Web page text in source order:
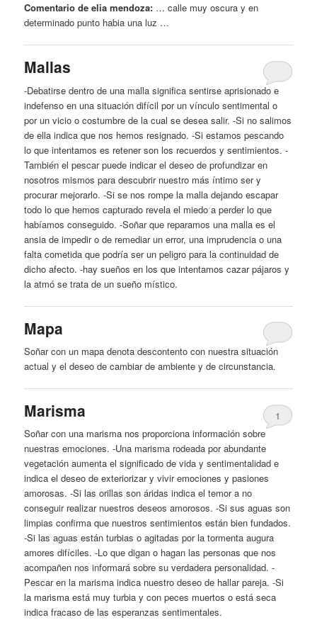
Comentario de elia mendoza: … calle muy oscuray en
determinado punto habia una luz …
Mallas
-Debatirse dentro de una malla significa sentirse aprisionado e
indefenso en una situación difícil por un vínculo sentimental o
por un vicio o costumbre de la cual se desea salir. -Si no salimos
de ella indica que nos hemos resignado. -Si estamos pescando
lo que intentamos es retener son los recuerdosy sentimientos. -
También el pescar puede indicar eldeseo de profundizar en
nosotros mismos para descubrir nuestro más íntimo sery
procurar mejorarlo. -Si se nos rompe la malla dejando escapar
todo lo que hemos capturado revela el miedo a perder lo que
habíamos conseguido. -Soñar que reparamos una malla es el
ansia de impedir o de remediar un error, una imprudencia o una
falta cometida que podría ser un peligro para la continuidad de
dicho afecto. -hay sueños en los que intentamos cazar pájarosy
la atmó se trata de un sueño místico.
Mapa
Soñar con un mapa denota descontento con nuestra situación
actualy eldeseo de cambiar de ambientey de circunstancia.
Marisma
1
Soñar con una marisma nos proporciona información sobre
nuestras emociones. -Una marisma rodeada por abundante
vegetación aumenta el significado de viday sentimentalidad e
indica eldeseo de exteriorizary vivir emocionesy pasiones
amorosas. -Si las orillas son áridas indica el temor a no
conseguir realizar nuestros deseos amorosos. -Si sus aguas son
limpias confirma que nuestros sentimientos están bien fundados.
-Si las aguas están turbias o agitadas por la tormenta augura
amores difíciles. -Lo que digan o hagan las personas que nos
acompañen nos informará sobre su verdadera personalidad. -
Pescar en la marisma indica nuestrodeseo de hallar pareja. -Si
la marisma está muy turbiay con peces muertos o está seca
indica fracaso de las esperanzas sentimentales.